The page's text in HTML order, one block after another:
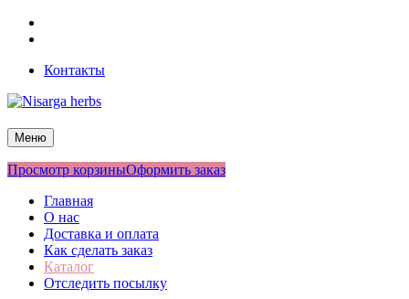
Перейти
Контакты
Nisarga herbs
Меню
Просмотр корзиныОформить заказ
Главная
О нас
Доставка и оплата
Как сделать заказ
Каталог
Отследить посылку